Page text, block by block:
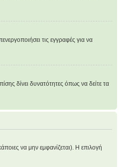
τις εγγραφές για να
δίνει δυνατότητες όπως να δείτε τα
να μην εμφανίζεται). Η επιλογή